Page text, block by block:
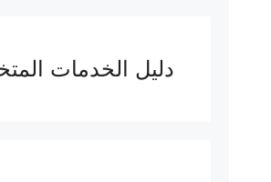
دليل الخدمات